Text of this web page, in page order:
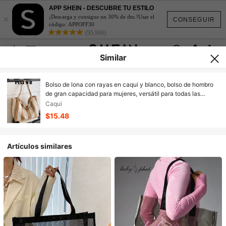
CONSEGUIR
×
APP SHEIN - DESCUBRE TU ESTILO
¡Descarga y consigue un 30% de dto.!Usar el
código: APPOFF30
(95,960)
Similar
Bolso de lona con rayas en caqui y blanco, bolso de hombro
de gran capacidad para mujeres, versátil para todas las
estaciones, adecuado para estudiantes, campus y viajes,
estilo relajado
Caqui
$15.48
Artículos similares